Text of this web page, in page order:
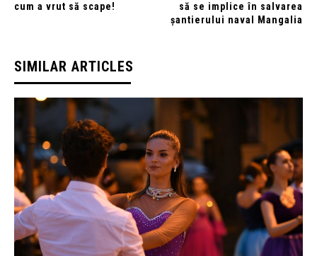
cum a vrut să scape!
să se implice în salvarea
șantierului naval Mangalia
SIMILAR ARTICLES